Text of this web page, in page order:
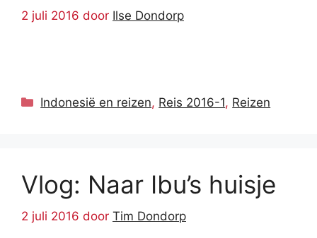
2 juli 2016 door Ilse Dondorp
Categorieën
Indonesië en reizen, Reis 2016-1, Reizen
Vlog: Naar Ibu’s huisje
2 juli 2016 door Tim Dondorp